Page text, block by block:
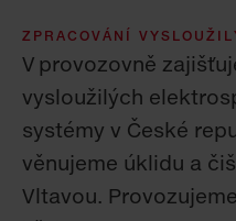
ZPRACOVÁNÍ
V provozovně
vysloužilých
systémy v České
věnujeme úklidu a
Vltavou.